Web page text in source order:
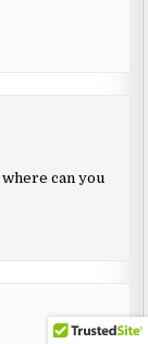
where can you